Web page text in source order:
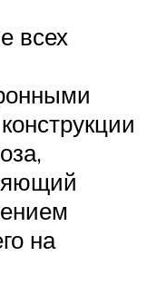
всех
на